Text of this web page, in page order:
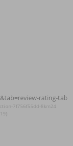
rating-tab
7f756f55dd-8km24